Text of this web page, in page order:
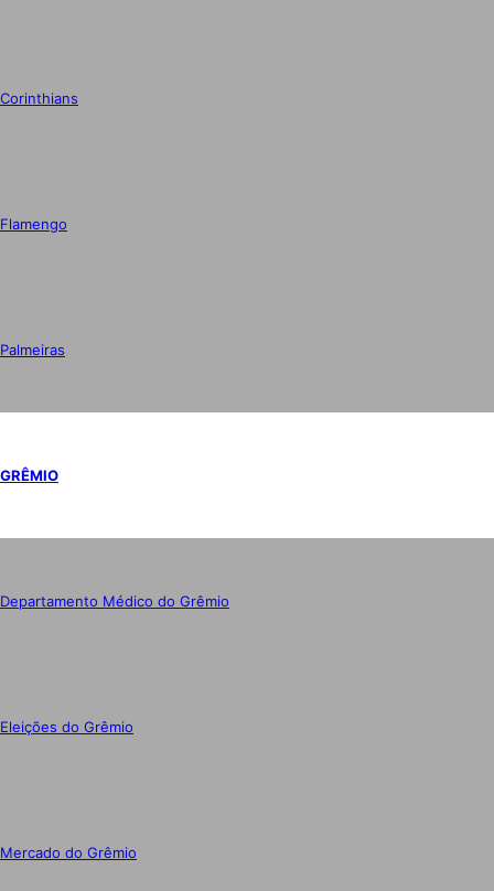
Corinthians
Flamengo
Palmeiras
GRÊMIO
Departamento Médico do Grêmio
Eleições do Grêmio
Mercado do Grêmio